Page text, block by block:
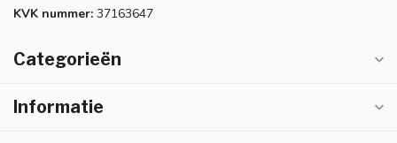
KVK nummer: 37163647
Categorieën
Informatie